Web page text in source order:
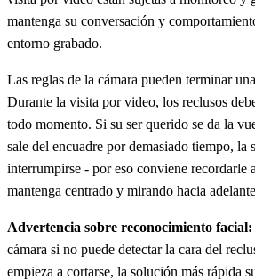
mantenga su conversación y
entorno grabado.
Las reglas de la cámara pueden terminar
Durante la visita por video, los reclusos
todo momento. Si su ser querido se da la
sale del encuadre por demasiado tiempo, la
interrumpirse - por eso conviene recordarle
mantenga centrado y mirando hacia
Advertencia sobre reconocimiento facial:
cámara si no puede detectar la cara del
empieza a cortarse, la solución más rápida